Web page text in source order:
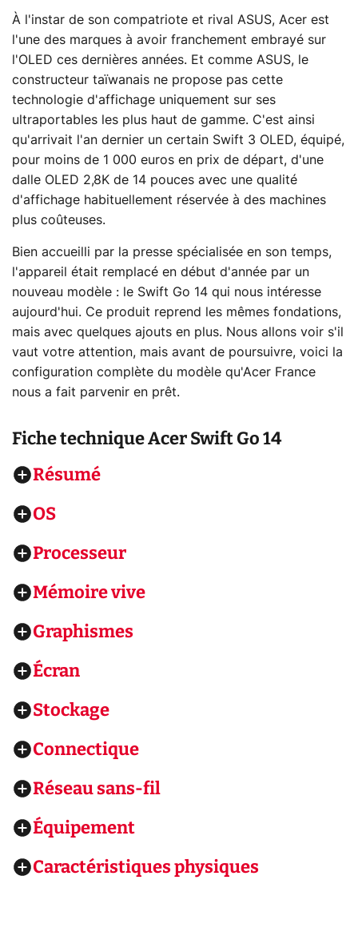
À l'instar de son compatriote et rival ASUS, Acer est
l'une des marques à avoir franchement embrayé sur
l'OLED ces dernières années. Et comme ASUS, le
constructeur taïwanais ne propose pas cette
technologie d'affichage uniquement sur ses
ultraportables les plus haut de gamme. C'est ainsi
qu'arrivait l'an dernier un certain Swift 3 OLED, équipé,
pour moins de 1 000 euros en prix de départ, d'une
dalle OLED 2,8K de 14 pouces avec une qualité
d'affichage habituellement réservée à des machines
plus coûteuses.
Bien accueilli par la presse spécialisée en son temps,
l'appareil était remplacé en début d'année par un
nouveau modèle : le Swift Go 14 qui nous intéresse
aujourd'hui. Ce produit reprend les mêmes fondations,
mais avec quelques ajouts en plus. Nous allons voir s'il
vaut votre attention, mais avant de poursuivre, voici la
configuration complète du modèle qu'Acer France
nous a fait parvenir en prêt.
Fiche techniqueAcer Swift Go 14
Résumé
OS
Processeur
Mémoire vive
Graphismes
Écran
Stockage
Connectique
Réseau sans-fil
Équipement
Caractéristiques physiques